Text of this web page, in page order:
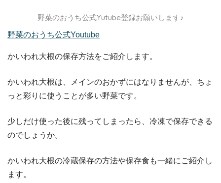
野菜のおうち公式Yutube登録お願いします♪
野菜のおうち公式Youtube
かいわれ大根の保存方法をご紹介します。
かいわれ大根は、メインのおかずにはなりませんが、ちょ
っと彩りに使うことが多い野菜です。
少しだけ使った後に残ってしまったら、冷凍で保存できる
のでしょうか。
かいわれ大根の冷蔵保存の方法や保存食も一緒にご紹介し
ます。